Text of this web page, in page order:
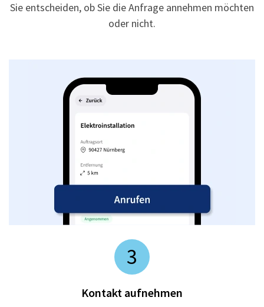
Sie entscheiden, ob Sie die Anfrage annehmen möchten
oder nicht.
3
Kontakt aufnehmen